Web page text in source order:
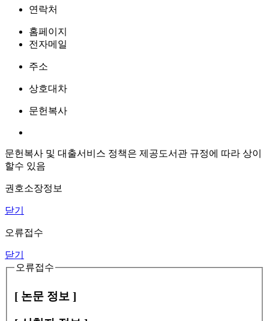
연락처
홈페이지
전자메일
주소
상호대차
문헌복사
문헌복사 및 대출서비스 정책은 제공도서관 규정에 따라 상이
할수 있음
권호소장정보
닫기
오류접수
닫기
오류접수
[ 논문 정보 ]